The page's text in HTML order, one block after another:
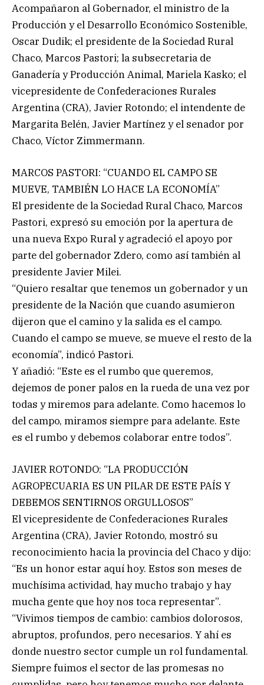
Acompañaron al Gobernador, el ministro de la
Producción y el Desarrollo Económico Sostenible,
Oscar Dudik; el presidente de la Sociedad Rural
Chaco, Marcos Pastori; la subsecretaria de
Ganadería y Producción Animal, Mariela Kasko; el
vicepresidente de Confederaciones Rurales
Argentina (CRA), Javier Rotondo; el intendente de
Margarita Belén, Javier Martínez y el senador por
Chaco, Víctor Zimmermann.
MARCOS PASTORI: “CUANDO EL CAMPO SE
MUEVE, TAMBIÉN LO HACE LA ECONOMÍA”
El presidente de la Sociedad Rural Chaco, Marcos
Pastori, expresó su emoción por la apertura de
una nueva Expo Rural y agradeció el apoyo por
parte del gobernador Zdero, como así también al
presidente Javier Milei.
“Quiero resaltar que tenemos un gobernador y un
presidente de la Nación que cuando asumieron
dijeron que el camino y la salida es el campo.
Cuando el campo se mueve, se mueve el resto de la
economía”, indicó Pastori.
Y añadió: “Este es el rumbo que queremos,
dejemos de poner palos en la rueda de una vez por
todas y miremos para adelante. Como hacemos lo
del campo, miramos siempre para adelante. Este
es el rumbo y debemos colaborar entre todos”.
JAVIER ROTONDO: “LA PRODUCCIÓN
AGROPECUARIA ES UN PILAR DE ESTE PAÍS Y
DEBEMOS SENTIRNOS ORGULLOSOS”
El vicepresidente de Confederaciones Rurales
Argentina (CRA), Javier Rotondo, mostró su
reconocimiento hacia la provincia del Chaco y dijo:
“Es un honor estar aquí hoy. Estos son meses de
muchísima actividad, hay mucho trabajo y hay
mucha gente que hoy nos toca representar”.
“Vivimos tiempos de cambio: cambios dolorosos,
abruptos, profundos, pero necesarios. Y ahí es
donde nuestro sector cumple un rol fundamental.
Siempre fuimos el sector de las promesas no